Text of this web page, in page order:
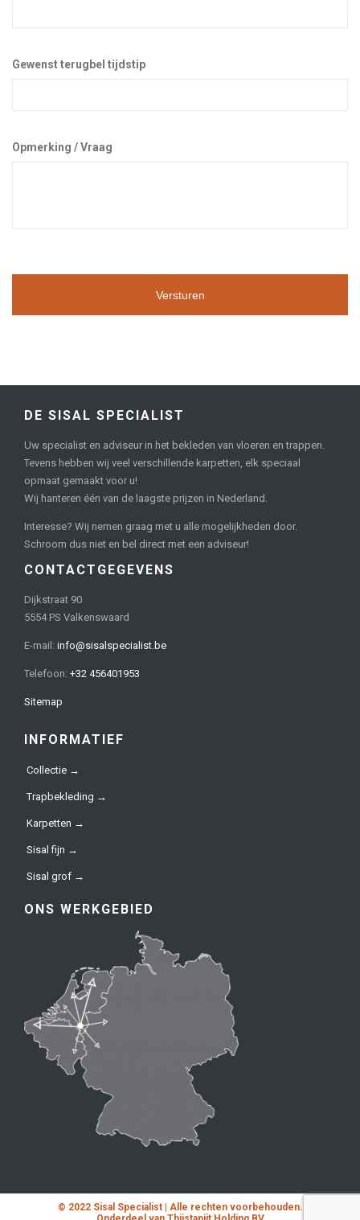
Gewenst terugbel tijdstip
Opmerking / Vraag
DE SISAL SPECIALIST
Uw specialist en adviseur in het bekleden van vloeren en trappen.
Tevens hebben wij veel verschillende karpetten, elk speciaal
opmaat gemaakt voor u!
Wij hanteren één van de laagste prijzen in Nederland.
Interesse? Wij nemen graag met u alle mogelijkheden door.
Schroom dus niet en bel direct met een adviseur!
CONTACTGEGEVENS
Dijkstraat 90
5554 PS Valkenswaard
E-mail: info@sisalspecialist.be
Telefoon: +32 456401953
Sitemap
INFORMATIEF
Collectie →
Trapbekleding →
Karpetten →
Sisal fijn →
Sisal grof →
ONS WERKGEBIED
© 2022 Sisal Specialist | Alle rechten voorbehouden.